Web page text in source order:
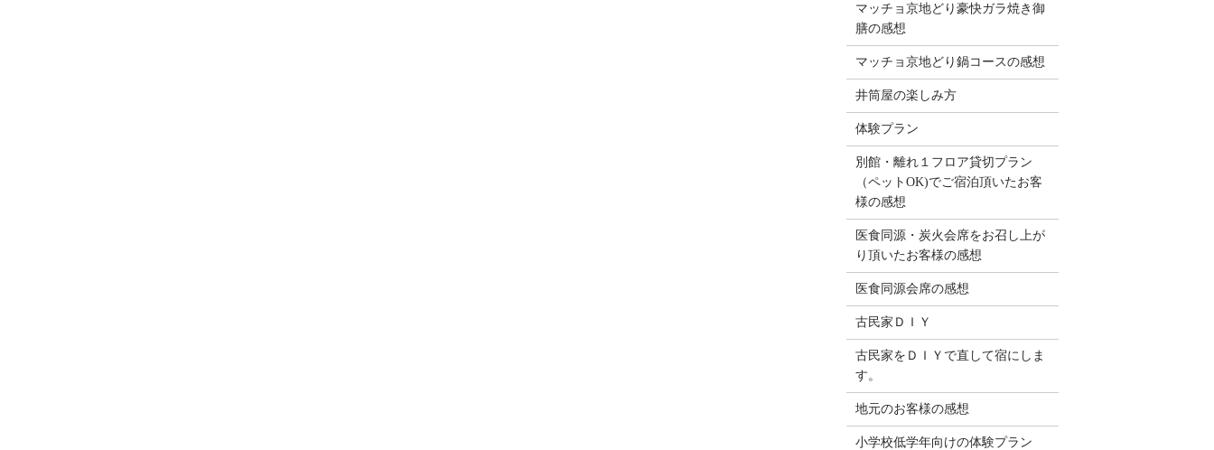
マッチョ京地どり豪快ガラ焼き御
膳の感想
マッチョ京地どり鍋コースの感想
井筒屋の楽しみ方
体験プラン
別館・離れ１フロア貸切プラン
（ペットOK)でご宿泊頂いたお客
様の感想
医食同源・炭火会席をお召し上が
り頂いたお客様の感想
医食同源会席の感想
古民家ＤＩＹ
古民家をＤＩＹで直して宿にしま
す。
地元のお客様の感想
小学校低学年向けの体験プラン